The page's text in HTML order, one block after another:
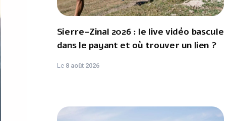
Sierre-Zinal 2026 : le live vidéo bascule
dans le payant et où trouver un lien ?
Le 8 août 2026